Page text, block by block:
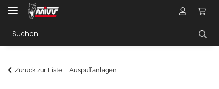
Zurück zur Liste Auspuffanlagen